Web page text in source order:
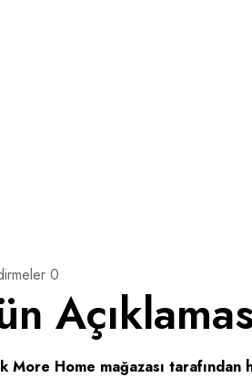
0
More Home mağazası tarafından